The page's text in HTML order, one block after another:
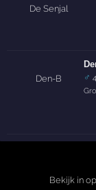
♂
Bekijk in